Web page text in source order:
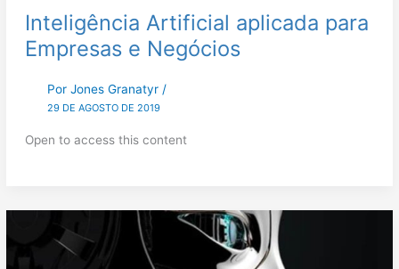
Inteligência Artificial aplicada para
Empresas e Negócios
Por Jones Granatyr /
29 DE AGOSTO DE 2019
Open to access this content